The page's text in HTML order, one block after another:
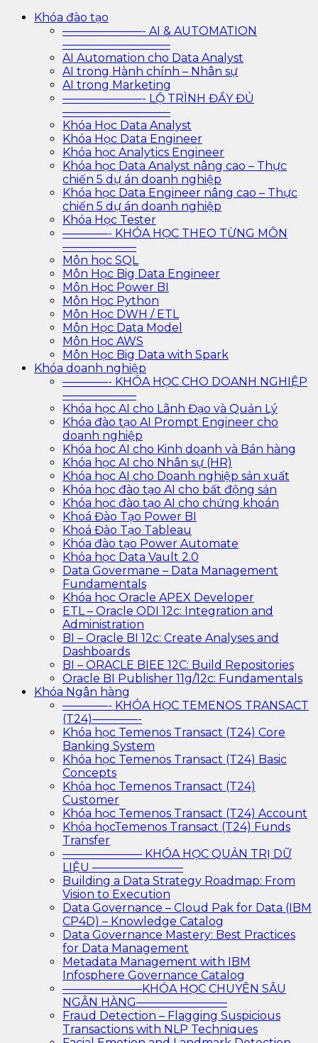
Khóa đào tạo
———————- AI & AUTOMATION
—————————–
AI Automation cho Data Analyst
AI trong Hành chính – Nhân sự
AI trong Marketing
———————- LỘ TRÌNH ĐẦY ĐỦ
—————————–
Khóa Học Data Analyst
Khóa Học Data Engineer
Khóa học Analytics Engineer
Khóa học Data Analyst nâng cao – Thực
chiến 5 dự án doanh nghiệp
Khóa học Data Engineer nâng cao – Thực
chiến 5 dự án doanh nghiệp
Khóa Học Tester
————- KHÓA HỌC THEO TỪNG MÔN
——————–
Môn học SQL
Môn Học Big Data Engineer
Môn Học Power BI
Môn Học Python
Môn Học DWH / ETL
Môn Học Data Model
Môn Học AWS
Môn Học Big Data with Spark
Khóa doanh nghiệp
————- KHÓA HỌC CHO DOANH NGHIỆP
——————–
Khóa học AI cho Lãnh Đạo và Quản Lý
Khóa đào tạo AI Prompt Engineer cho
doanh nghiệp
Khóa học AI cho Kinh doanh và Bán hàng
Khóa học AI cho Nhân sự (HR)
Khóa học AI cho Doanh nghiệp sản xuất
Khóa học đào tạo AI cho bất động sản
Khóa học đào tạo AI cho chứng khoán
Khoá Đào Tạo Power BI
Khoá Đào Tạo Tableau
Khóa đào tạo Power Automate
Khóa học Data Vault 2.0
Data Govermane – Data Management
Fundamentals
Khóa học Oracle APEX Developer
ETL – Oracle ODI 12c: Integration and
Administration
BI – Oracle BI 12c: Create Analyses and
Dashboards
BI – ORACLE BIEE 12C: Build Repositories
Oracle BI Publisher 11g/12c: Fundamentals
Khóa Ngân hàng
————- KHÓA HỌC TEMENOS TRANSACT
(T24)————-
Khóa học Temenos Transact (T24) Core
Banking System
Khóa học Temenos Transact (T24) Basic
Concepts
Khóa học Temenos Transact (T24)
Customer
Khóa học Temenos Transact (T24) Account
Khóa họcTemenos Transact (T24) Funds
Transfer
——————— KHÓA HỌC QUẢN TRỊ DỮ
LIỆU ————————
Building a Data Strategy Roadmap: From
Vision to Execution
Data Governance – Cloud Pak for Data (IBM
CP4D) – Knowledge Catalog
Data Governance Mastery: Best Practices
for Data Management
Metadata Management with IBM
Infosphere Governance Catalog
———————KHÓA HỌC CHUYÊN SÂU
NGÂN HÀNG————————
Fraud Detection – Flagging Suspicious
Transactions with NLP Techniques